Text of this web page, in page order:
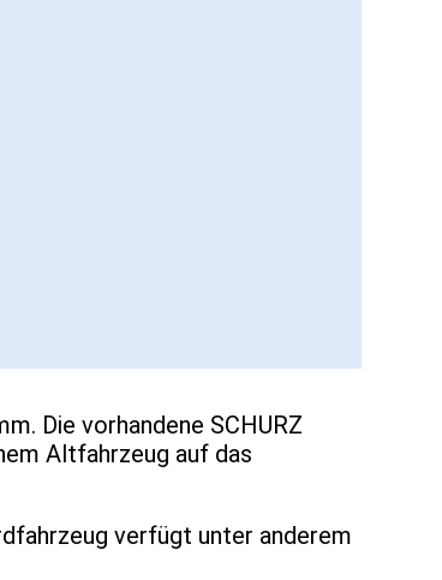
Die vorhandene SCHURZ
Altfahrzeug auf das
verfügt unter anderem